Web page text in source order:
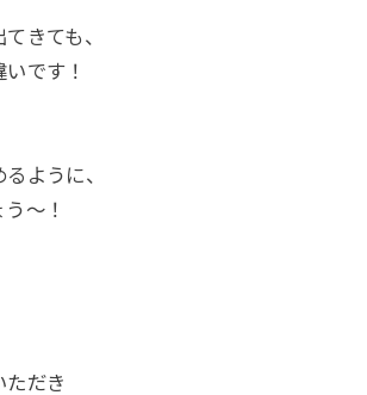
きても、
です！
ように、
〜！
ただき